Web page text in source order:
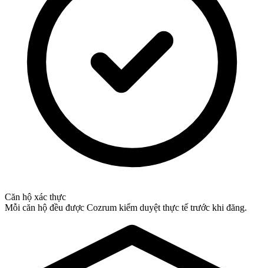
Căn hộ xác thực
Mỗi căn hộ đều được Cozrum kiểm duyệt thực tế trước khi đăng.